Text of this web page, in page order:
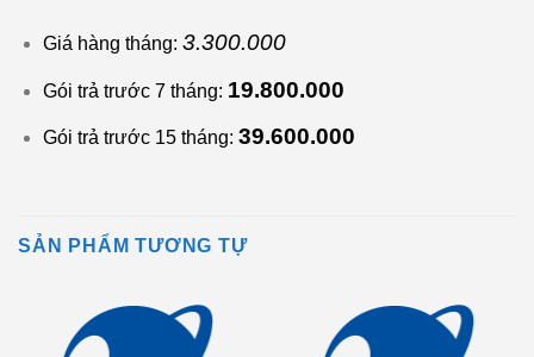
Giá hàng tháng: 3.300.000
Gói trả trước 7 tháng: 19.800.000
Gói trả trước 15 tháng: 39.600.000
SẢN PHẨM TƯƠNG TỰ